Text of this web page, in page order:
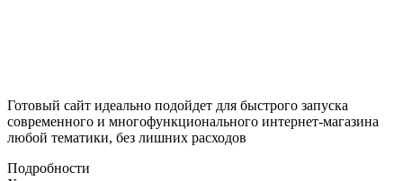
Готовый сайт идеально подойдет для быстрого запуска
современного и многофункционального интернет-магазина
любой тематики, без лишних расходов
Подробности